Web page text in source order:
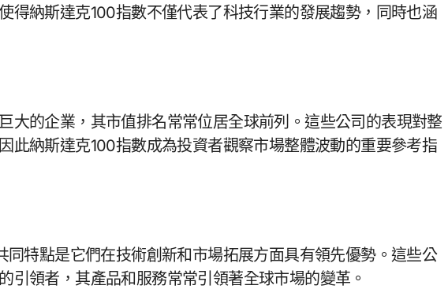
得納斯達克100指數不僅代表了科技行業的發展趨勢，同時也涵
大的企業，其市值排名常常位居全球前列。這些公司的表現對整
此納斯達克100指數成為投資者觀察市場整體波動的重要參考指
同特點是它們在技術創新和市場拓展方面具有領先優勢。這些公
引領者，其產品和服務常常引領著全球市場的變革。